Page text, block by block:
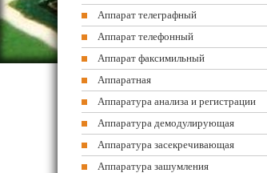
Аппарат телеграфный
Аппарат телефонный
Аппарат факсимильный
Аппаратная
Аппаратура анализа и регистрации
Аппаратура демодулирующая
Аппаратура засекречивающая
Аппаратура зашумления